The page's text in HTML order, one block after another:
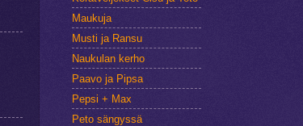
Maukuja
Musti ja Ransu
Naukulan kerho
Paavo ja Pipsa
Pepsi + Max
Peto sängyssä